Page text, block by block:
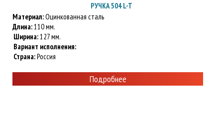
РУЧКА 504 L-T
Материал:Оцинкованная сталь
Длина:110 мм.
Ширина:127 мм.
Вариант исполнения:
Страна:Россия
Подробнее